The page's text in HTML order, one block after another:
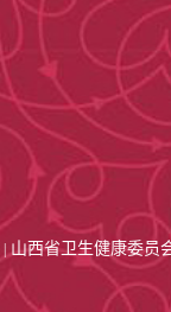
山西省卫生健康委员